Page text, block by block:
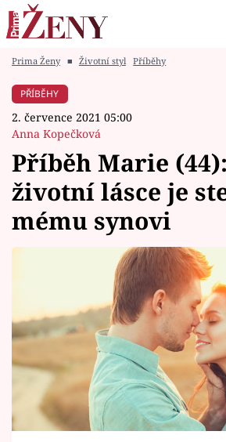
Módní alarm
Témata
Celebrity
Seriály
Horoskopy
Sledujte prima+
Filmový festival Karlovy
Prima Ženy ■ Životní styl Příběhy
PŘÍBĚHY
2. července 2021 05:00
Anna Kopečková
Příběh Marie
životní lásce je
mému synovi